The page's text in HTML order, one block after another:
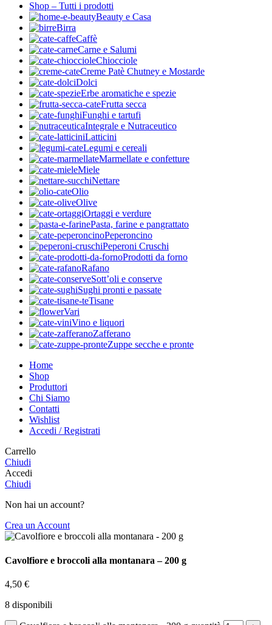
Shop – Tutti i prodotti
Beauty e Casa
Birra
Caffè
Carne e Salumi
Chiocciole
Creme Patè Chutney e Mostarde
Dolci
Erbe aromatiche e spezie
Frutta secca
Funghi e tartufi
Integrale e Nutraceutico
Latticini
Legumi e cereali
Marmellate e confetture
Miele
Nettare
Olio
Olive
Ortaggi e verdure
Pasta, farine e pangrattato
Peperoncino
Peperoni Cruschi
Prodotti da forno
Rafano
Sott’oli e conserve
Sughi pronti e passate
Tisane
Vari
Vino e liquori
Zafferano
Zuppe secche e pronte
Home
Shop
Produttori
Chi Siamo
Contatti
Wishlist
Accedi / Registrati
Carrello
Chiudi
Accedi
Chiudi
Non hai un account?
Crea un Account
Cavolfiore e broccoli alla montanara – 200 g
4,50 €
8 disponibili